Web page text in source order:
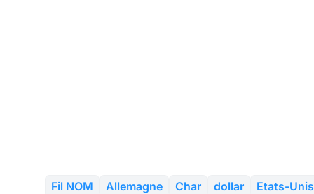
Fil NOM Allemagne Char dollar Etats-Unis